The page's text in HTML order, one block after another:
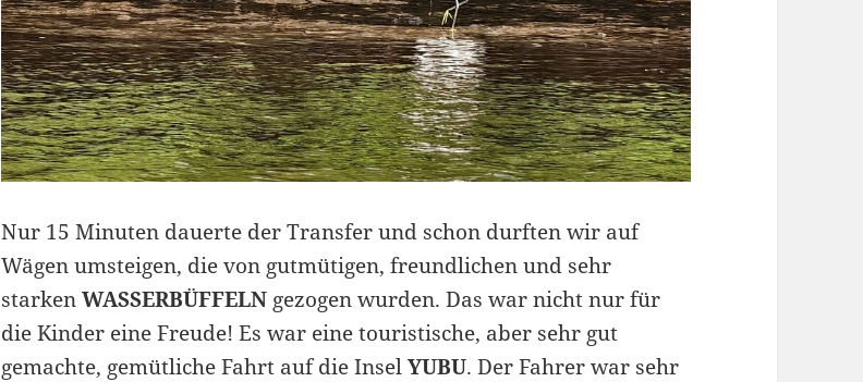
Nur 15 Minuten dauerte der Transfer und schon durften wir auf
Wägen umsteigen, die von gutmütigen, freundlichen und sehr
starkenWASSERBÜFFELN gezogen wurden. Das war nicht nur für
die Kinder eine Freude! Es war eine touristische, aber sehr gut
gemachte, gemütliche Fahrt auf die InselYUBU. Der Fahrer war sehr